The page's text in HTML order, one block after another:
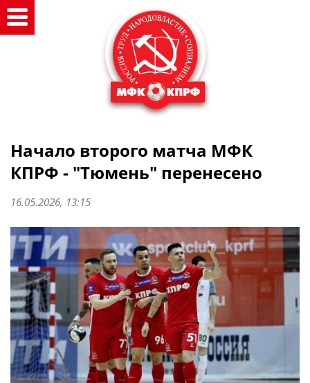
Начало второго матча МФК
КПРФ - "Тюмень" перенесено
16.05.2026, 13:15